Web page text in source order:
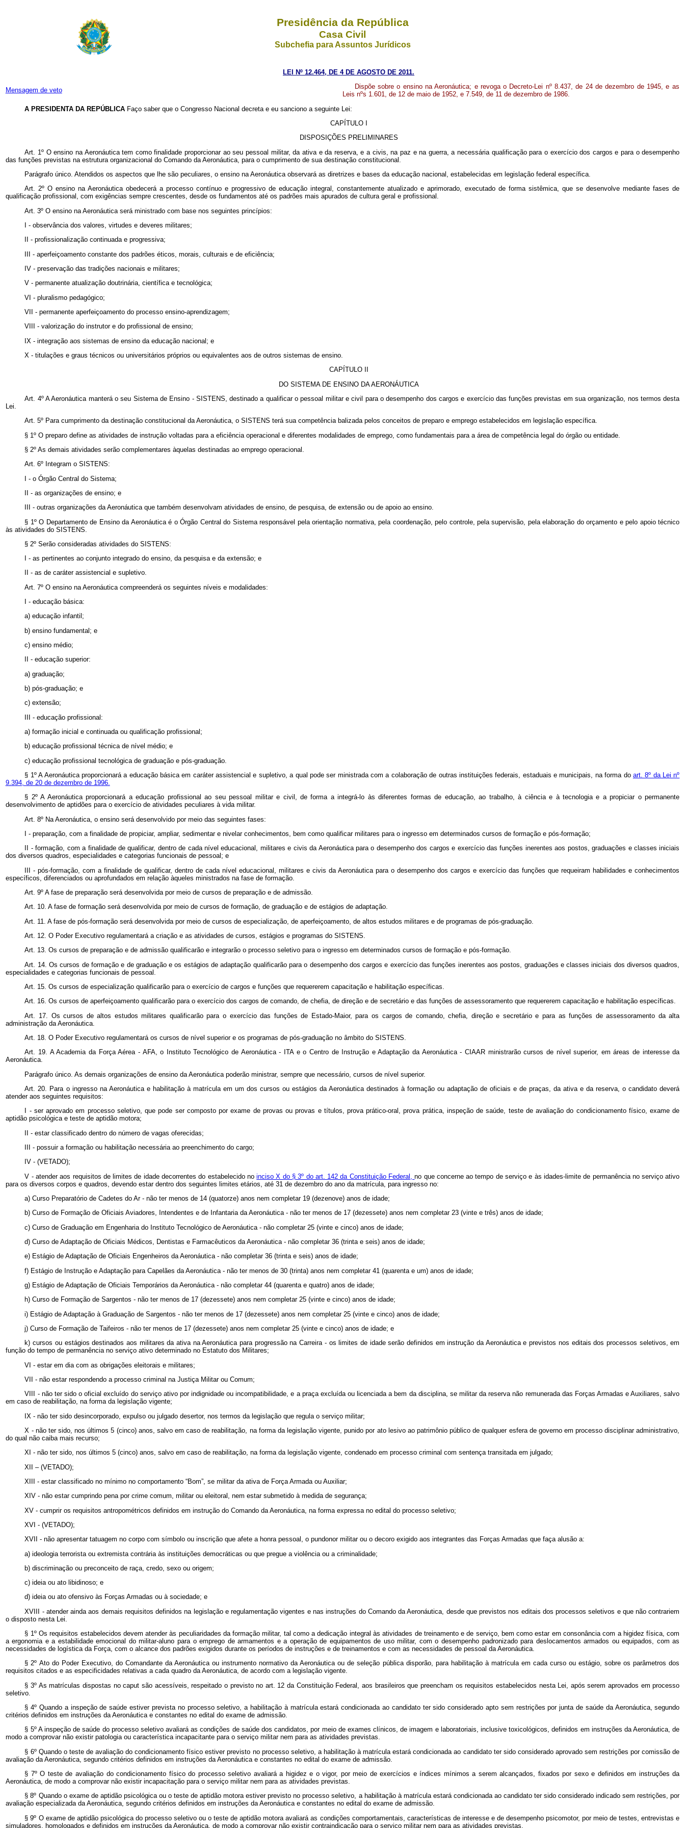
Presidência da República
Casa Civil
Subchefia para Assuntos Jurídicos
LEI Nº 12.464, DE 4 DE AGOSTO DE 2011.
Mensagem de veto
Dispõe sobre o ensino na Aeronáutica; e revoga o Decreto-Lei nº 8.437, de 24 de dezembro de 1945, e as
Leis nºs 1.601, de 12 de maio de 1952, e 7.549, de 11 de dezembro de 1986.
A PRESIDENTA DA REPÚBLICA Faço saber que o Congresso Nacional decreta e eu sanciono a seguinte Lei:
CAPÍTULO I
DISPOSIÇÕES PRELIMINARES
Art. 1º O ensino na Aeronáutica tem como finalidade proporcionar ao seu pessoal militar, da ativa e da reserva, e a civis, na paz e na guerra, a necessária qualificação para o exercício dos cargos e para o desempenho
das funções previstas na estrutura organizacional do Comando da Aeronáutica, para o cumprimento de sua destinação constitucional.
Parágrafo único. Atendidos os aspectos que lhe são peculiares, o ensino na Aeronáutica observará as diretrizes e bases da educação nacional, estabelecidas em legislação federal específica.
Art. 2º O ensino na Aeronáutica obedecerá a processo contínuo e progressivo de educação integral, constantemente atualizado e aprimorado, executado de forma sistêmica, que se desenvolve mediante fases de
qualificação profissional, com exigências sempre crescentes, desde os fundamentos até os padrões mais apurados de cultura geral e profissional.
Art. 3º O ensino na Aeronáutica será ministrado com base nos seguintes princípios:
I - observância dos valores, virtudes e deveres militares;
II - profissionalização continuada e progressiva;
III - aperfeiçoamento constante dos padrões éticos, morais, culturais e de eficiência;
IV - preservação das tradições nacionais e militares;
V - permanente atualização doutrinária, científica e tecnológica;
VI - pluralismo pedagógico;
VII - permanente aperfeiçoamento do processo ensino-aprendizagem;
VIII - valorização do instrutor e do profissional de ensino;
IX - integração aos sistemas de ensino da educação nacional; e
X - titulações e graus técnicos ou universitários próprios ou equivalentes aos de outros sistemas de ensino.
CAPÍTULO II
DO SISTEMA DE ENSINO DA AERONÁUTICA
Art. 4º A Aeronáutica manterá o seu Sistema de Ensino - SISTENS, destinado a qualificar o pessoal militar e civil para o desempenho dos cargos e exercício das funções previstas em sua organização, nos termos desta
Lei.
Art. 5º Para cumprimento da destinação constitucional da Aeronáutica, o SISTENS terá sua competência balizada pelos conceitos de preparo e emprego estabelecidos em legislação específica.
§ 1º O preparo define as atividades de instrução voltadas para a eficiência operacional e diferentes modalidades de emprego, como fundamentais para a área de competência legal do órgão ou entidade.
§ 2º As demais atividades serão complementares àquelas destinadas ao emprego operacional.
Art. 6º Integram o SISTENS:
I - o Órgão Central do Sistema;
II - as organizações de ensino; e
III - outras organizações da Aeronáutica que também desenvolvam atividades de ensino, de pesquisa, de extensão ou de apoio ao ensino.
§ 1º O Departamento de Ensino da Aeronáutica é o Órgão Central do Sistema responsável pela orientação normativa, pela coordenação, pelo controle, pela supervisão, pela elaboração do orçamento e pelo apoio técnico
às atividades do SISTENS.
§ 2º Serão consideradas atividades do SISTENS:
I - as pertinentes ao conjunto integrado do ensino, da pesquisa e da extensão; e
II - as de caráter assistencial e supletivo.
Art. 7º O ensino na Aeronáutica compreenderá os seguintes níveis e modalidades:
I - educação básica:
a) educação infantil;
b) ensino fundamental; e
c) ensino médio;
II - educação superior:
a) graduação;
b) pós-graduação; e
c) extensão;
III - educação profissional:
a) formação inicial e continuada ou qualificação profissional;
b) educação profissional técnica de nível médio; e
c) educação profissional tecnológica de graduação e pós-graduação.
§ 1º A Aeronáutica proporcionará a educação básica em caráter assistencial e supletivo, a qual pode ser ministrada com a colaboração de outras instituições federais, estaduais e municipais, na forma do art. 8º da Lei nº
9.394, de 20 de dezembro de 1996.
§ 2º A Aeronáutica proporcionará a educação profissional ao seu pessoal militar e civil, de forma a integrá-lo às diferentes formas de educação, ao trabalho, à ciência e à tecnologia e a propiciar o permanente
desenvolvimento de aptidões para o exercício de atividades peculiares à vida militar.
Art. 8º Na Aeronáutica, o ensino será desenvolvido por meio das seguintes fases:
I - preparação, com a finalidade de propiciar, ampliar, sedimentar e nivelar conhecimentos, bem como qualificar militares para o ingresso em determinados cursos de formação e pós-formação;
II - formação, com a finalidade de qualificar, dentro de cada nível educacional, militares e civis da Aeronáutica para o desempenho dos cargos e exercício das funções inerentes aos postos, graduações e classes iniciais
dos diversos quadros, especialidades e categorias funcionais de pessoal; e
III - pós-formação, com a finalidade de qualificar, dentro de cada nível educacional, militares e civis da Aeronáutica para o desempenho dos cargos e exercício das funções que requeiram habilidades e conhecimentos
específicos, diferenciados ou aprofundados em relação àqueles ministrados na fase de formação.
Art. 9º A fase de preparação será desenvolvida por meio de cursos de preparação e de admissão.
Art. 10. A fase de formação será desenvolvida por meio de cursos de formação, de graduação e de estágios de adaptação.
Art. 11. A fase de pós-formação será desenvolvida por meio de cursos de especialização, de aperfeiçoamento, de altos estudos militares e de programas de pós-graduação.
Art. 12. O Poder Executivo regulamentará a criação e as atividades de cursos, estágios e programas do SISTENS.
Art. 13. Os cursos de preparação e de admissão qualificarão e integrarão o processo seletivo para o ingresso em determinados cursos de formação e pós-formação.
Art. 14. Os cursos de formação e de graduação e os estágios de adaptação qualificarão para o desempenho dos cargos e exercício das funções inerentes aos postos, graduações e classes iniciais dos diversos quadros,
especialidades e categorias funcionais de pessoal.
Art. 15. Os cursos de especialização qualificarão para o exercício de cargos e funções que requererem capacitação e habilitação específicas.
Art. 16. Os cursos de aperfeiçoamento qualificarão para o exercício dos cargos de comando, de chefia, de direção e de secretário e das funções de assessoramento que requererem capacitação e habilitação específicas.
Art. 17. Os cursos de altos estudos militares qualificarão para o exercício das funções de Estado-Maior, para os cargos de comando, chefia, direção e secretário e para as funções de assessoramento da alta
administração da Aeronáutica.
Art. 18. O Poder Executivo regulamentará os cursos de nível superior e os programas de pós-graduação no âmbito do SISTENS.
Art. 19. A Academia da Força Aérea - AFA, o Instituto Tecnológico de Aeronáutica - ITA e o Centro de Instrução e Adaptação da Aeronáutica - CIAAR ministrarão cursos de nível superior, em áreas de interesse da
Aeronáutica.
Parágrafo único. As demais organizações de ensino da Aeronáutica poderão ministrar, sempre que necessário, cursos de nível superior.
Art. 20. Para o ingresso na Aeronáutica e habilitação à matrícula em um dos cursos ou estágios da Aeronáutica destinados à formação ou adaptação de oficiais e de praças, da ativa e da reserva, o candidato deverá
atender aos seguintes requisitos:
I - ser aprovado em processo seletivo, que pode ser composto por exame de provas ou provas e títulos, prova prático-oral, prova prática, inspeção de saúde, teste de avaliação do condicionamento físico, exame de
aptidão psicológica e teste de aptidão motora;
II - estar classificado dentro do número de vagas oferecidas;
III - possuir a formação ou habilitação necessária ao preenchimento do cargo;
IV - (VETADO);
V - atender aos requisitos de limites de idade decorrentes do estabelecido noinciso X do § 3º do art. 142 da Constituição Federal,no que concerne ao tempo de serviço e às idades-limite de permanência no serviço ativo
para os diversos corpos e quadros, devendo estar dentro dos seguintes limites etários, até 31 de dezembro do ano da matrícula, para ingresso no:
a) Curso Preparatório de Cadetes do Ar - não ter menos de 14 (quatorze) anos nem completar 19 (dezenove) anos de idade;
b) Curso de Formação de Oficiais Aviadores, Intendentes e de Infantaria da Aeronáutica - não ter menos de 17 (dezessete) anos nem completar 23 (vinte e três) anos de idade;
c) Curso de Graduação em Engenharia do Instituto Tecnológico de Aeronáutica - não completar 25 (vinte e cinco) anos de idade;
d) Curso de Adaptação de Oficiais Médicos, Dentistas e Farmacêuticos da Aeronáutica - não completar 36 (trinta e seis) anos de idade;
e) Estágio de Adaptação de Oficiais Engenheiros da Aeronáutica - não completar 36 (trinta e seis) anos de idade;
f) Estágio de Instrução e Adaptação para Capelães da Aeronáutica - não ter menos de 30 (trinta) anos nem completar 41 (quarenta e um) anos de idade;
g) Estágio de Adaptação de Oficiais Temporários da Aeronáutica - não completar 44 (quarenta e quatro) anos de idade;
h) Curso de Formação de Sargentos - não ter menos de 17 (dezessete) anos nem completar 25 (vinte e cinco) anos de idade;
i) Estágio de Adaptação à Graduação de Sargentos - não ter menos de 17 (dezessete) anos nem completar 25 (vinte e cinco) anos de idade;
j) Curso de Formação de Taifeiros - não ter menos de 17 (dezessete) anos nem completar 25 (vinte e cinco) anos de idade; e
k) cursos ou estágios destinados aos militares da ativa na Aeronáutica para progressão na Carreira - os limites de idade serão definidos em instrução da Aeronáutica e previstos nos editais dos processos seletivos, em
função do tempo de permanência no serviço ativo determinado no Estatuto dos Militares;
VI - estar em dia com as obrigações eleitorais e militares;
VII - não estar respondendo a processo criminal na Justiça Militar ou Comum;
VIII - não ter sido o oficial excluído do serviço ativo por indignidade ou incompatibilidade, e a praça excluída ou licenciada a bem da disciplina, se militar da reserva não remunerada das Forças Armadas e Auxiliares, salvo
em caso de reabilitação, na forma da legislação vigente;
IX - não ter sido desincorporado, expulso ou julgado desertor, nos termos da legislação que regula o serviço militar;
X - não ter sido, nos últimos 5 (cinco) anos, salvo em caso de reabilitação, na forma da legislação vigente, punido por ato lesivo ao patrimônio público de qualquer esfera de governo em processo disciplinar administrativo,
do qual não caiba mais recurso;
XI - não ter sido, nos últimos 5 (cinco) anos, salvo em caso de reabilitação, na forma da legislação vigente, condenado em processo criminal com sentença transitada em julgado;
XII – (VETADO);
XIII - estar classificado no mínimo no comportamento “Bom”, se militar da ativa de Força Armada ou Auxiliar;
XIV - não estar cumprindo pena por crime comum, militar ou eleitoral, nem estar submetido à medida de segurança;
XV - cumprir os requisitos antropométricos definidos em instrução do Comando da Aeronáutica, na forma expressa no edital do processo seletivo;
XVI - (VETADO);
XVII - não apresentar tatuagem no corpo com símbolo ou inscrição que afete a honra pessoal, o pundonor militar ou o decoro exigido aos integrantes das Forças Armadas que faça alusão a:
a) ideologia terrorista ou extremista contrária às instituições democráticas ou que pregue a violência ou a criminalidade;
b) discriminação ou preconceito de raça, credo, sexo ou origem;
c) ideia ou ato libidinoso; e
d) ideia ou ato ofensivo às Forças Armadas ou à sociedade; e
XVIII - atender ainda aos demais requisitos definidos na legislação e regulamentação vigentes e nas instruções do Comando da Aeronáutica, desde que previstos nos editais dos processos seletivos e que não contrariem
o disposto nesta Lei.
§ 1º Os requisitos estabelecidos devem atender às peculiaridades da formação militar, tal como a dedicação integral às atividades de treinamento e de serviço, bem como estar em consonância com a higidez física, com
a ergonomia e a estabilidade emocional do militar-aluno para o emprego de armamentos e a operação de equipamentos de uso militar, com o desempenho padronizado para deslocamentos armados ou equipados, com as
necessidades de logística da Força, com o alcance dos padrões exigidos durante os períodos de instruções e de treinamentos e com as necessidades de pessoal da Aeronáutica.
§ 2º Ato do Poder Executivo, do Comandante da Aeronáutica ou instrumento normativo da Aeronáutica ou de seleção pública disporão, para habilitação à matrícula em cada curso ou estágio, sobre os parâmetros dos
requisitos citados e as especificidades relativas a cada quadro da Aeronáutica, de acordo com a legislação vigente.
§ 3º As matrículas dispostas nocaput são acessíveis, respeitado o previsto no art. 12 da Constituição Federal, aos brasileiros que preencham os requisitos estabelecidos nesta Lei, após serem aprovados em processo
seletivo.
§ 4º Quando a inspeção de saúde estiver prevista no processo seletivo, a habilitação à matrícula estará condicionada ao candidato ter sido considerado apto sem restrições por junta de saúde da Aeronáutica, segundo
critérios definidos em instruções da Aeronáutica e constantes no edital do exame de admissão.
§ 5º A inspeção de saúde do processo seletivo avaliará as condições de saúde dos candidatos, por meio de exames clínicos, de imagem e laboratoriais, inclusive toxicológicos, definidos em instruções da Aeronáutica, de
modo a comprovar não existir patologia ou característica incapacitante para o serviço militar nem para as atividades previstas.
§ 6º Quando o teste de avaliação do condicionamento físico estiver previsto no processo seletivo, a habilitação à matrícula estará condicionada ao candidato ter sido considerado aprovado sem restrições por comissão de
avaliação da Aeronáutica, segundo critérios definidos em instruções da Aeronáutica e constantes no edital do exame de admissão.
§ 7º O teste de avaliação do condicionamento físico do processo seletivo avaliará a higidez e o vigor, por meio de exercícios e índices mínimos a serem alcançados, fixados por sexo e definidos em instruções da
Aeronáutica, de modo a comprovar não existir incapacitação para o serviço militar nem para as atividades previstas.
§ 8º Quando o exame de aptidão psicológica ou o teste de aptidão motora estiver previsto no processo seletivo, a habilitação à matrícula estará condicionada ao candidato ter sido considerado indicado sem restrições, por
avaliação especializada da Aeronáutica, segundo critérios definidos em instruções da Aeronáutica e constantes no edital do exame de admissão.
§ 9º O exame de aptidão psicológica do processo seletivo ou o teste de aptidão motora avaliará as condições comportamentais, características de interesse e de desempenho psicomotor, por meio de testes, entrevistas e
simuladores, homologados e definidos em instruções da Aeronáutica, de modo a comprovar não existir contraindicação para o serviço militar nem para as atividades previstas.